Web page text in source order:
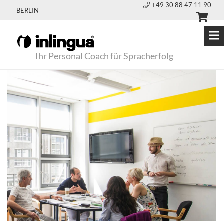
BERLIN
+49 30 88 47 11 90
Ihr Personal Coach für Spracherfolg